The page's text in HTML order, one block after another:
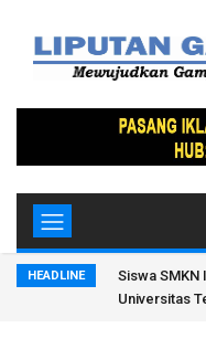
HEADLINE
Siswa
Universitas